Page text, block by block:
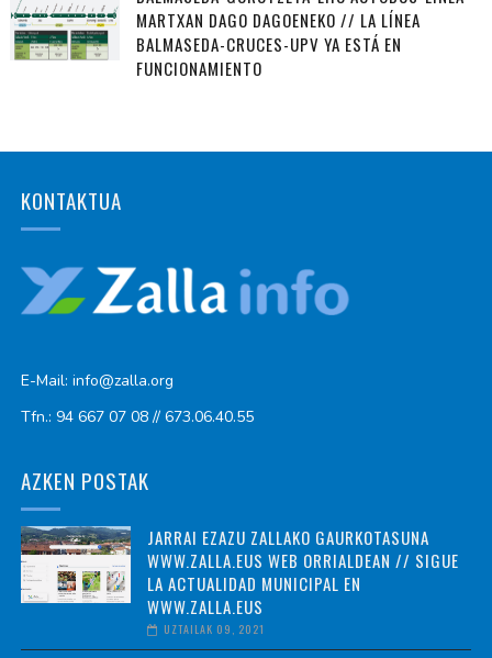
MARTXAN DAGO DAGOENEKO // LA LÍNEA
BALMASEDA-CRUCES-UPV YA ESTÁ EN
FUNCIONAMIENTO
KONTAKTUA
E-Mail: info@zalla.org
Tfn.: 94 667 07 08 // 673.06.40.55
AZKEN POSTAK
JARRAI EZAZU ZALLAKO GAURKOTASUNA
WWW.ZALLA.EUS WEB ORRIALDEAN // SIGUE
LA ACTUALIDAD MUNICIPAL EN
WWW.ZALLA.EUS
UZTAILAK 09, 2021